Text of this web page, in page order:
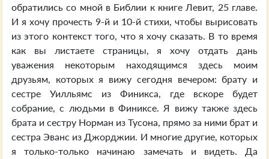
обратились со мной в Библии к книге Левит, 25 главе.
И я хочу прочесть 9-й и 10-й стихи, чтобы вырисовать
из этого контекст того, что я хочу сказать. В то время
как вы листаете страницы, я хочу отдать дань
уважения некоторым находящимся здесь моим
друзьям, которых я вижу сегодня вечером: брату и
сестре Уилльямс из Финикса, где вскоре будет
собрание, с людьми в Финиксе. Я вижу также здесь
брата и сестру Норман из Тусона, прямо за ними брат и
сестра Эванс из Джорджии. И многие другие, которых
я только-только начинаю замечать и видеть. Да